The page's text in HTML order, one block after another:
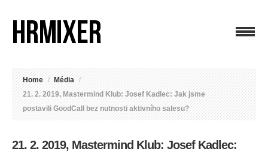
Home / Média /
21. 2. 2019, Mastermind Klub: Josef Kadlec: Jak jsme
postavili GoodCall bez nutnosti aktivního salesu?
21. 2. 2019, Mastermind Klub: Josef Kadlec: